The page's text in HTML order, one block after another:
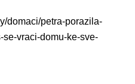
domaci/petra-porazila-
vraci-domu-ke-sve-